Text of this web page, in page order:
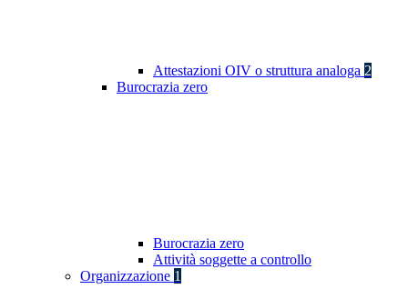
Attestazioni OIV o struttura analoga 2
Burocrazia zero
Burocrazia zero
Attività soggette a controllo
Organizzazione 1